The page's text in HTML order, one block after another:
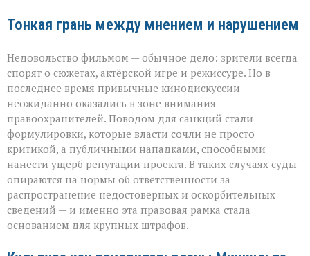
Тонкая грань между мнением и нарушением
Недовольство фильмом — обычное дело: зрители всегда
спорят о сюжетах, актёрской игре и режиссуре. Но в
последнее время привычные кинодискуссии
неожиданно оказались в зоне внимания
правоохранителей. Поводом для санкций стали
формулировки, которые власти сочли не просто
критикой, а публичными нападками, способными
нанести ущерб репутации проекта. В таких случаях суды
опираются на нормы об ответственности за
распространение недостоверных и оскорбительных
сведений — и именно эта правовая рамка стала
основанием для крупных штрафов.